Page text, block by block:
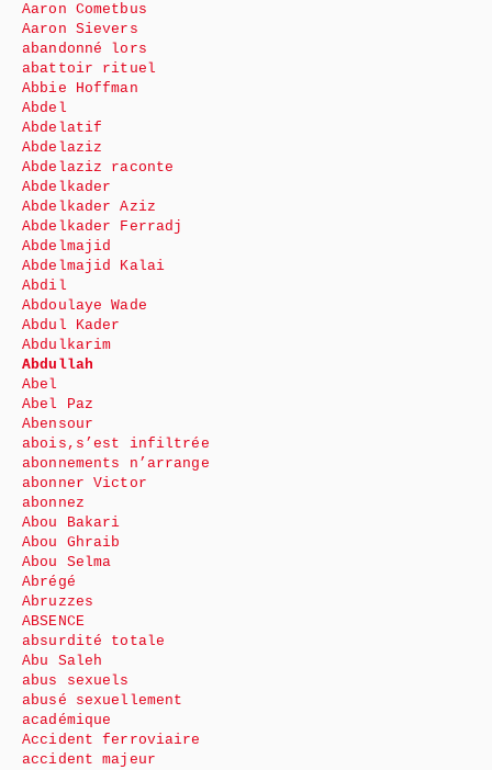
Aaron Cometbus
Aaron Sievers
abandonné lors
abattoir rituel
Abbie Hoffman
Abdel
Abdelatif
Abdelaziz
Abdelaziz raconte
Abdelkader
Abdelkader Aziz
Abdelkader Ferradj
Abdelmajid
Abdelmajid Kalai
Abdil
Abdoulaye Wade
Abdul Kader
Abdulkarim
Abdullah
Abel
Abel Paz
Abensour
abois,s’est infiltrée
abonnements n’arrange
abonner Victor
abonnez
Abou Bakari
Abou Ghraib
Abou Selma
Abrégé
Abruzzes
ABSENCE
absurdité totale
Abu Saleh
abus sexuels
abusé sexuellement
académique
Accident ferroviaire
accident majeur